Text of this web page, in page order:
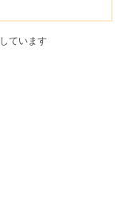
しています